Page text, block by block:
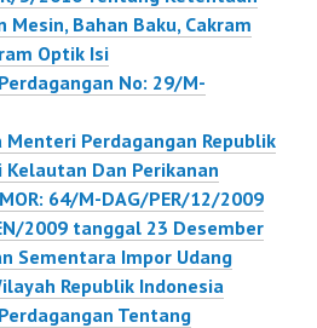
Bahan Baku, Cakram
Optik Isi
No: 29/M-
Perdagangan Republik
Dan Perikanan
64/M-DAG/PER/12/2009
2009 tanggal 23 Desember
Sementara Impor Udang
Republik Indonesia
Tentang